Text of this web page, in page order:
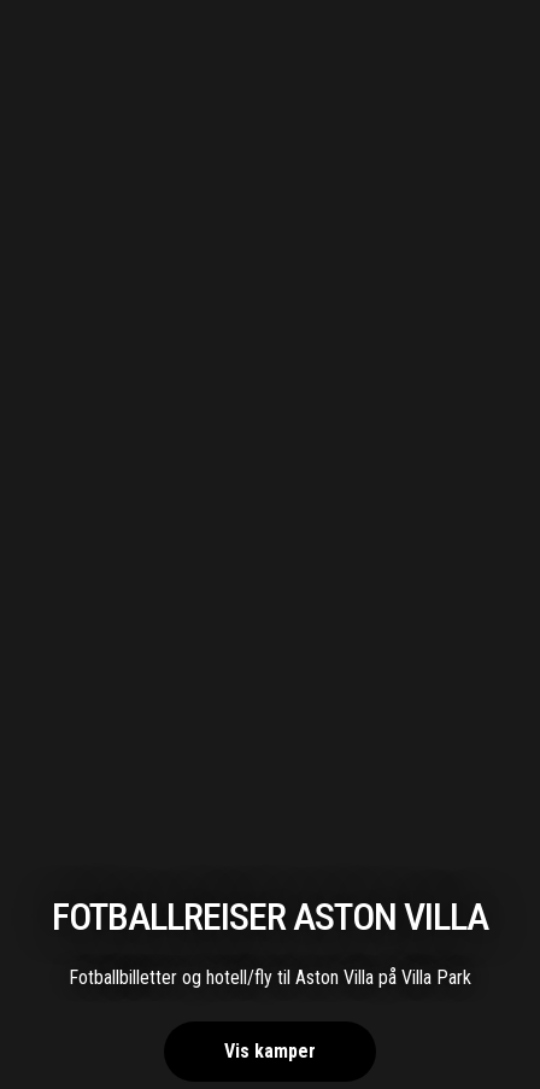
FOTBALLREISER ASTON VILLA
Fotballbilletter og hotell/fly til Aston Villa på Villa Park
Vis kamper